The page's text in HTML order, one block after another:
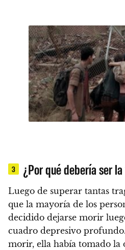
3 ¿Por qué debería ser
Luego de superar tantas
que la mayoría de los
decidido dejarse morir
cuadro depresivo
morir, ella había tomado la